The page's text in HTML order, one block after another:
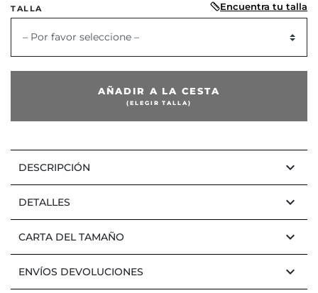
TALLA Encuentra tu talla
– Por favor seleccione –
AÑADIR A LA CESTA
(ELEGIR TALLA)
DESCRIPCIÓN keyboard_arrow_down
DETALLES keyboard_arrow_down
CARTA DEL TAMAÑO keyboard_arrow_down
ENVÍOS DEVOLUCIONES keyboard_arrow_down